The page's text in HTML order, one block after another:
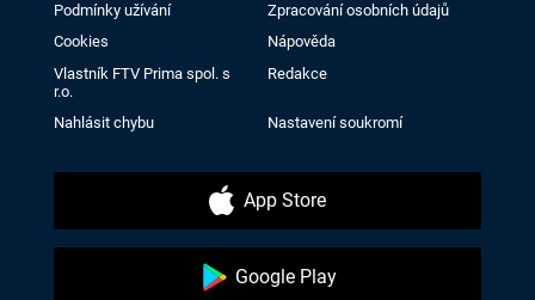
Podmínky užívání
Zpracování osobních údajů
Cookies
Nápověda
Vlastník FTV Prima spol. s
r.o.
Redakce
Nahlásit chybu Nastavení soukromí
App Store
Google Play